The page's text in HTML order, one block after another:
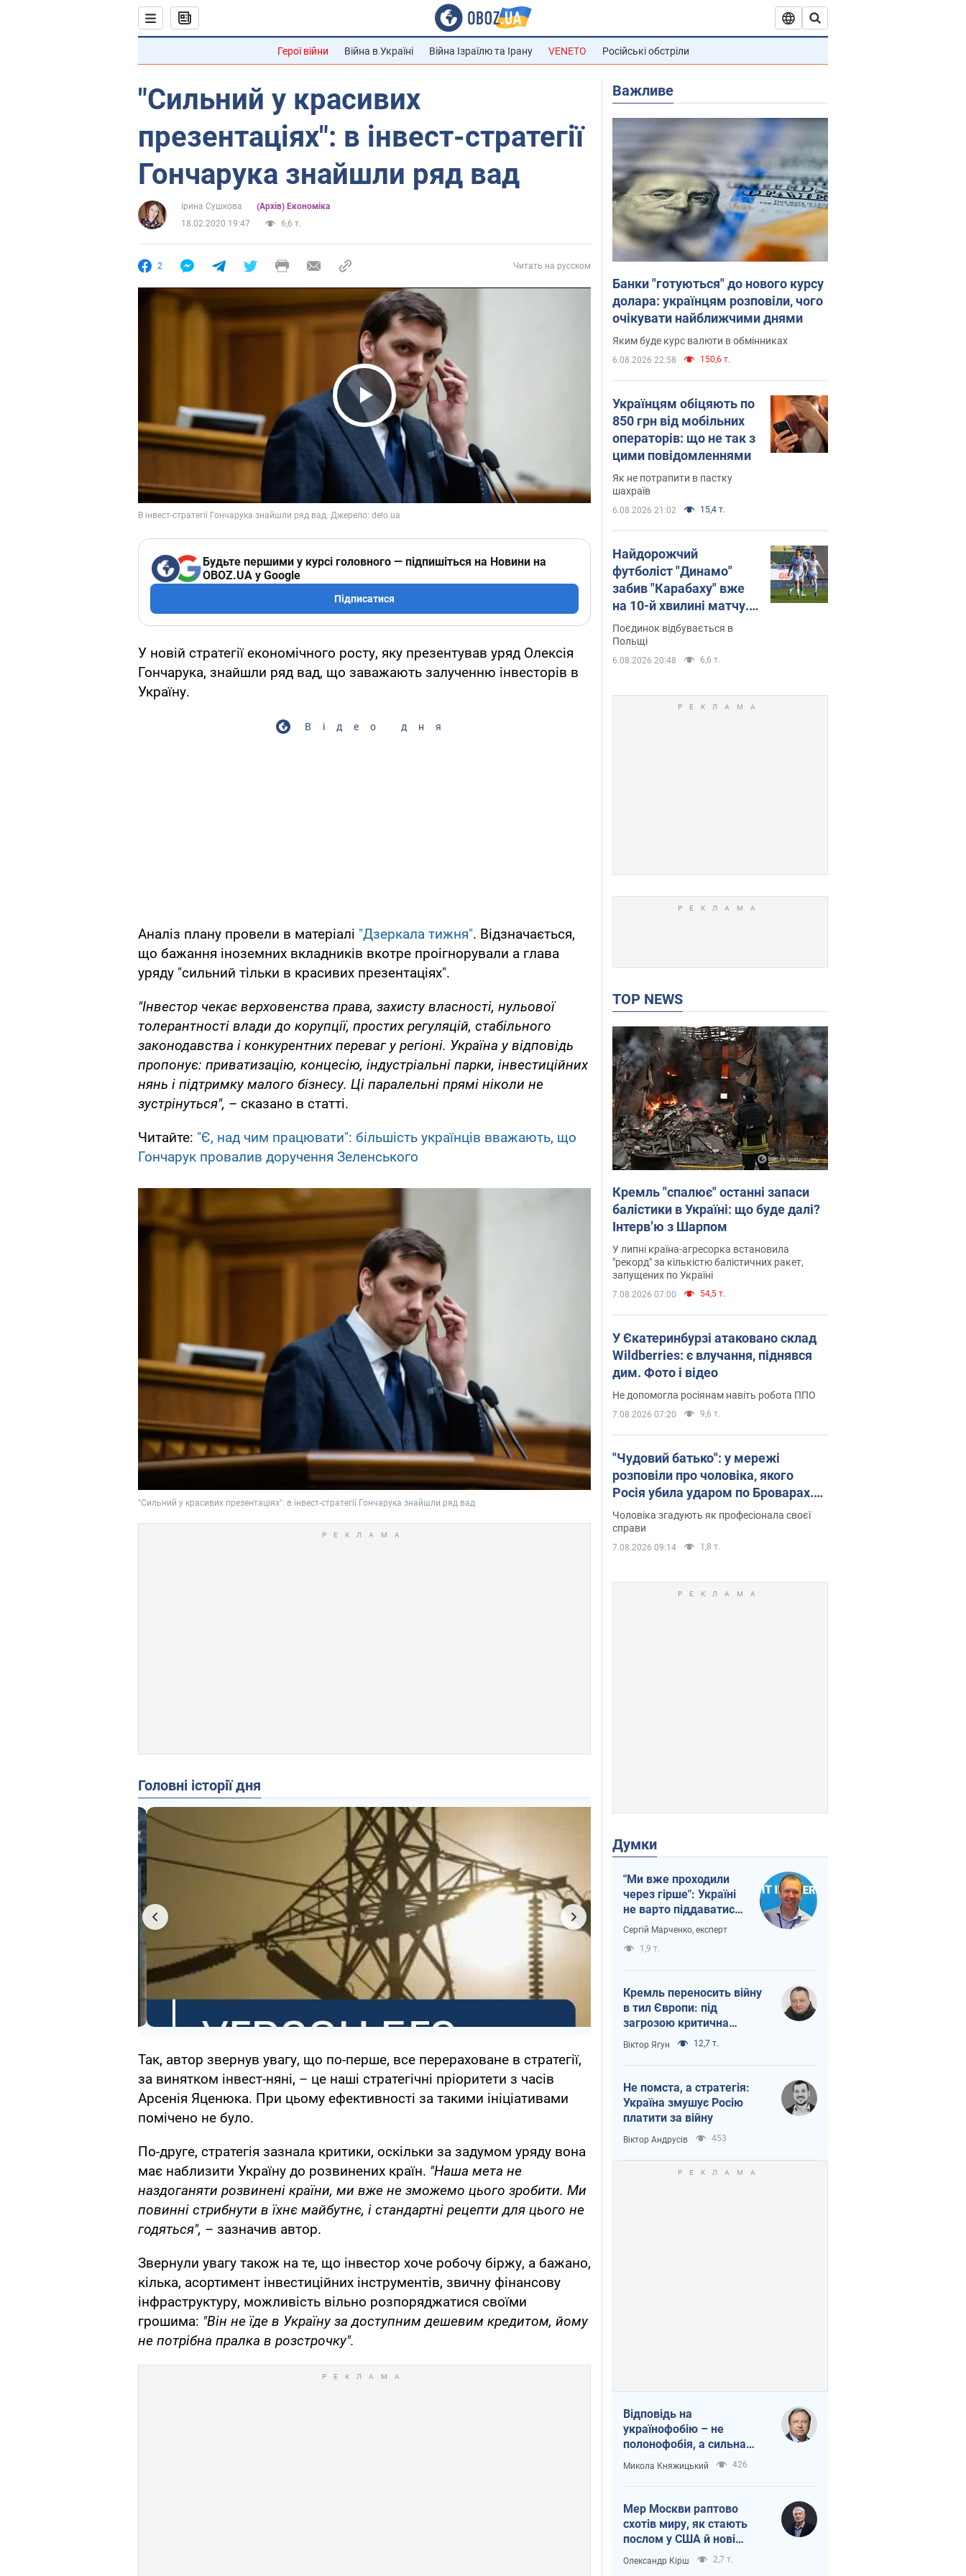
Герої війни Війна в Україні Війна Ізраїлю та Ірану VENETO Російські обстріли
"Сильний у красивих
презентаціях": в інвест-стратегії
Гончарука знайшли ряд вад
Ірина Сушкова
(Архів) Економіка
18.02.2020 19:47
6,6 т.
2 Читать на русском
Play Video
Будьте першими у курсі головного — підпишіться на Новини на
OBOZ.UA у Google
Підписатися
У новій стратегії економічного росту, яку презентував уряд Олексія
Гончарука, знайшли ряд вад, що заважають залученню інвесторів в
Україну.
Відео дня
Аналіз плану провели в матеріалі "Дзеркала тижня". Відзначається,
що бажання іноземних вкладників вкотре проігнорували а глава
уряду "сильний тільки в красивих презентаціях".
"Інвестор чекає верховенства права, захисту власності, нульової
толерантності влади до корупції, простих регуляцій, стабільного
законодавства і конкурентних переваг у регіоні. Україна у відповідь
пропонує: приватизацію, концесію, індустріальні парки, інвестиційних
нянь і підтримку малого бізнесу. Ці паралельні прямі ніколи не
зустрінуться", – сказано в статті.
Читайте: "Є, над чим працювати": більшість українців вважають, що
Гончарук провалив доручення Зеленського
Головні історії дня
Так, автор звернув увагу, що по-перше, все перераховане в стратегії,
за винятком інвест-няні, – це наші стратегічні пріоритети з часів
Арсенія Яценюка. При цьому ефективності за такими ініціативами
помічено не було.
По-друге, стратегія зазнала критики, оскільки за задумом уряду вона
має наблизити Україну до розвинених країн. "Наша мета не
наздоганяти розвинені країни, ми вже не зможемо цього зробити. Ми
повинні стрибнути в їхнє майбутнє, і стандартні рецепти для цього не
годяться", – зазначив автор.
Звернули увагу також на те, що інвестор хоче робочу біржу, а бажано,
кілька, асортимент інвестиційних інструментів, звичну фінансову
інфраструктуру, можливість вільно розпоряджатися своїми
грошима: "Він не їде в Україну за доступним дешевим кредитом, йому
не потрібна пралка в розстрочку".
Важливе
Банки "готуються" до нового курсу
долара: українцям розповіли, чого
очікувати найближчими днями
Яким буде курс валюти в обмінниках
6.08.2026 22:58 150,6 т.
Українцям обіцяють по
850 грн від мобільних
операторів: що не так з
цими повідомленнями
Як не потрапити в пастку
шахраїв
6.08.2026 21:02 15,4 т.
Найдорожчий
футболіст "Динамо"
забив "Карабаху" вже
на 10-й хвилині матчу.
Відео
Поєдинок відбувається в
Польщі
6.08.2026 20:48 6,6 т.
TOP NEWS
Кремль "спалює" останні запаси
балістики в Україні: що буде далі?
Інтерв’ю з Шарпом
У липні країна-агресорка встановила
"рекорд" за кількістю балістичних ракет,
запущених по Україні
7.08.2026 07:00 54,5 т.
У Єкатеринбурзі атаковано склад
Wildberries: є влучання, піднявся
дим. Фото і відео
Не допомогла росіянам навіть робота ППО
7.08.2026 07:20 9,6 т.
"Чудовий батько": у мережі
розповіли про чоловіка, якого
Росія убила ударом по Броварах.
Фото
Чоловіка згадують як професіонала своєї
справи
7.08.2026 09:14 1,8 т.
Думки
"Ми вже проходили
через гірше": Україні
не варто піддаватися
зневірі через
Сергій Марченко, експерт
1,9 т.
Кремль переносить війну
в тил Європи: під
загрозою критична
логістика
Віктор Ягун 12,7 т.
Не помста, а стратегія:
Україна змушує Росію
платити за війну
Віктор Андрусів 453
Відповідь на
українофобію – не
полонофобія, а сильна
українська держава
Микола Княжицький 426
Мер Москви раптово
схотів миру, як стають
послом у США й нові
українські топ-рейтинги
Олександр Кірш 2,7 т.